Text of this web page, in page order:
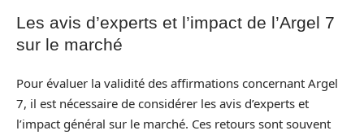
Les avis d’experts et l’impact de l’Argel 7
sur le marché
Pour évaluer la validité des affirmations concernant Argel
7, il est nécessaire de considérer les avis d’experts et
l’impact général sur le marché. Ces retours sont souvent